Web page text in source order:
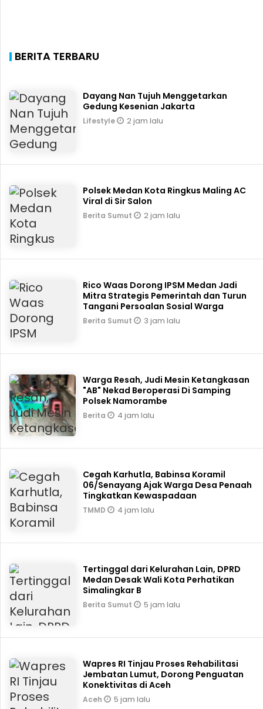
BERITA TERBARU
Dayang Nan Tujuh Menggetarkan
Gedung Kesenian Jakarta
Lifestyle 2 jam lalu
Polsek Medan Kota Ringkus Maling AC
Viral di Sir Salon
Berita Sumut 2 jam lalu
Rico Waas Dorong IPSM Medan Jadi
Mitra Strategis Pemerintah dan Turun
Tangani Persoalan Sosial Warga
Berita Sumut 3 jam lalu
Warga Resah, Judi Mesin Ketangkasan
"AB" Nekad Beroperasi Di Samping
Polsek Namorambe
Berita 4 jam lalu
Cegah Karhutla, Babinsa Koramil
06/Senayang Ajak Warga Desa Penaah
Tingkatkan Kewaspadaan
TMMD 4 jam lalu
Tertinggal dari Kelurahan Lain, DPRD
Medan Desak Wali Kota Perhatikan
Simalingkar B
Berita Sumut 5 jam lalu
Wapres RI Tinjau Proses Rehabilitasi
Jembatan Lumut, Dorong Penguatan
Konektivitas di Aceh
Aceh 5 jam lalu